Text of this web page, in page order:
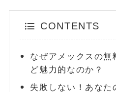
CONTENTS
なぜアメックスの無
ど魅力的なのか？
失敗しない！あなた